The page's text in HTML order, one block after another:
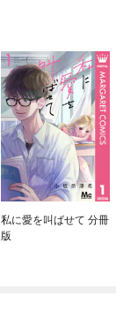
私に愛を叫ばせて 分冊
版